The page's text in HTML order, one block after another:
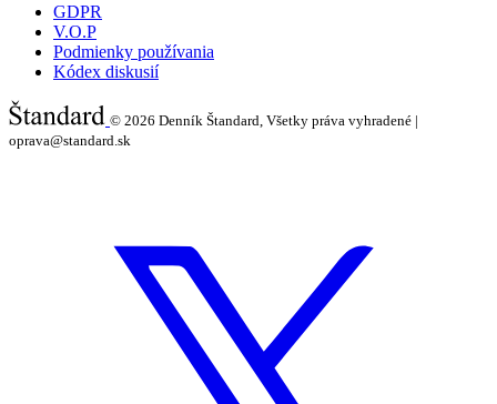
GDPR
V.O.P
Podmienky používania
Kódex diskusií
© 2026 Denník Štandard, Všetky práva vyhradené |
oprava@standard.sk